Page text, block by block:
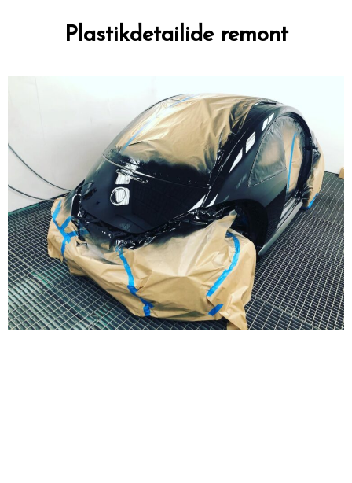
Plastikdetailide remont